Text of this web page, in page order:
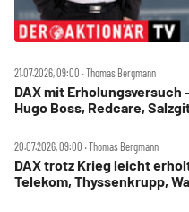
21.07.2026, 09:00 ‧ Thomas Bergmann
DAX mit
Hugo Boss, Redcare,
20.07.2026, 09:00 ‧ Thomas Bergmann
DAX trotz Krieg leicht
Telekom, Thyssenkrupp,